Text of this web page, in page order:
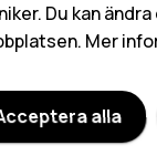
Du kan
Mer
alla